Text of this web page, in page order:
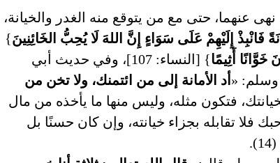
عنهما، حتى مع من يتوقع منه الغدر والخيانة،
فَانْبِذْ إِلَيْهِمْ عَلَى سَوَاءٍ إِنَّ اللهَ لَا يُحِبُّ الخَائِنِينَ}
أَثِيمًا
} [النساء: 107]، وفي حديث أبي
وسلم: « أد الأمانة إلى من ائتمنك، ولا تخن من
بخيانتك، فتكون مثله، وليس منها ما يأخذه من مال
فلا تقابله بجزاء خيانته، وإن كان حسنًا بل